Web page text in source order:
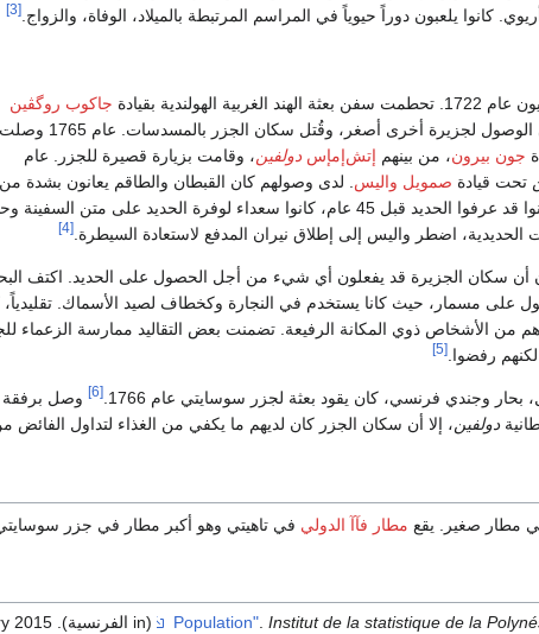
كانوا يلعبون دوراً حيوياً في المراسم المرتبطة بالميلاد، الوفاة، والزواج. [3]
بقيادة
جاكوب روگڤين
عند تاكاپوتو. نجح الناجون في الوصول لجزيرة أخرى أصغر، وقُتل سكان الجزر بالمسدسات. عام 1765 وصلت
جون بيرون، من بينهم إتش‌إمإس دولفين، وقامت بزيارة قصيرة للجزر. عام
تحت قيادة صمويل واليس. لدى وصولهم كان القبطان والطاقم يعانون بشدة
طازج. سكان الجزر، الذينا كانوا قد عرفوا الحديد قبل 45 عام، كانوا سعداء
الحديدية، اضطر واليس إلى إطلاق نيران المدفع لاستعادة السيطرة.[4]
أن سكان الجزيرة قد يفعلون أي شيء من أجل الحصول على الحديد. اكتف
على مسمار، حيث كانا يستخدم في النجارة وكخطاف لصيد الأسماك. تقليدياً،
من الأشخاص ذوي المكانة الرفيعة. تضمنت بعض التقاليد ممارسة الزعماء
لكنهم رفضوا.[5]
بحار وجندي فرنسي، كان يقود بعثة لجزر سوسايتي عام 1766. [6]
وصل برفقة
دولفين، إلا أن سكان الجزر كان لديهم ما يكفي من الغذاء لتداول الفائض
مطار صغير. يقع مطار فآآ الدولي في تاهيتي وهو أكبر مطار في جزر
.Institut de la statistique de la (in الفرنسية) . Retrieved
2015